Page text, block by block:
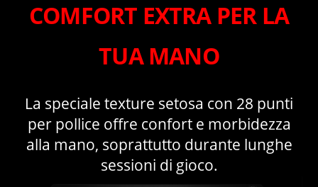
COMFORT EXTRA PER LA
TUA MANO
La speciale texture setosa con 28 punti
per pollice offre confort e morbidezza
alla mano, soprattutto durante lunghe
sessioni di gioco.